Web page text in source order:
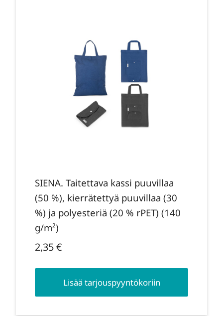
SIENA. Taitettava kassi puuvillaa
(50 %), kierrätettyä puuvillaa (30
%) ja polyesteriä (20 % rPET) (140
g/m²)
2,35€
Lisää tarjouspyyntökoriin